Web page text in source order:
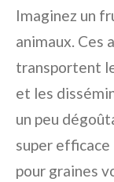
Imaginez un
animaux. Ces
transportent
et les
un peu
super
pour graines